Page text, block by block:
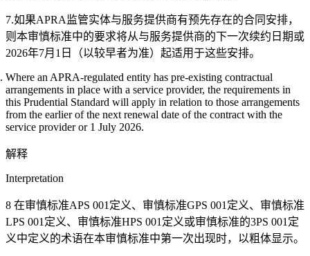
7.如果APRA监管实体与服务提供商有预先存在的合同安排，
则本审慎标准中的要求将从与服务提供商的下一次续约日期或
2026年7月1日（以较早者为准）起适用于这些安排。
Where an APRA-regulated entity has pre-existing contractual
arrangements in place with a service provider, the requirements in
this Prudential Standard will apply in relation to those arrangements
from the earlier of the next renewal date of the contract with the
service provider or 1 July 2026.
解释
Interpretation
8 在审慎标准APS 001定义、审慎标准GPS 001定义、审慎标准
LPS 001定义、审慎标准HPS 001定义或审慎标准的3PS 001定
义中定义的术语在本审慎标准中第一次出现时，以粗体显示。